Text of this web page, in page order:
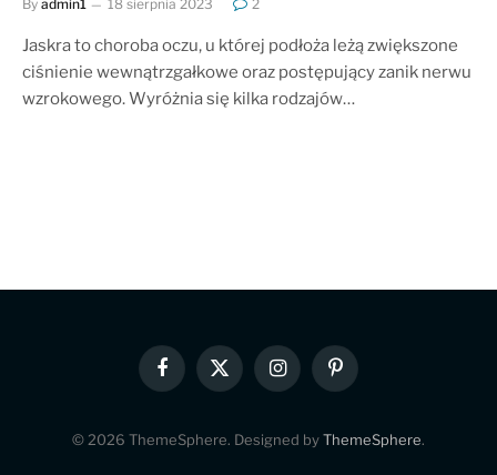
By admin1 18 sierpnia 2023 2
Jaskra to choroba oczu, u której podłoża leżą zwiększone
ciśnienie wewnątrzgałkowe oraz postępujący zanik nerwu
wzrokowego. Wyróżnia się kilka rodzajów…
Facebook
X
(Twitter)
InstagramPinterest
© 2026 ThemeSphere. Designed byThemeSphere.